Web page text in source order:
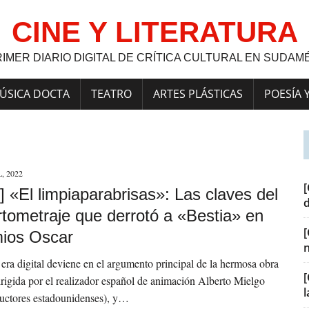
CINE Y LITERATURA
DIARIO DIGITAL DE CRÍTICA CULTURAL EN
DOCTA TEATRO ARTES PLÁSTICAS POESÍA
2022
«El limpiaparabrisas»: Las claves del
que derrotó a «Bestia» en
Oscar
digital deviene en el argumento principal de la hermosa obra
por el realizador español de animación Alberto Mielgo
estadounidenses), y…